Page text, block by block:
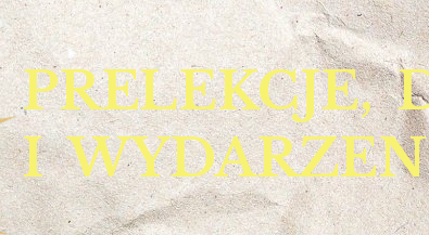
PRELEKCJE,
I